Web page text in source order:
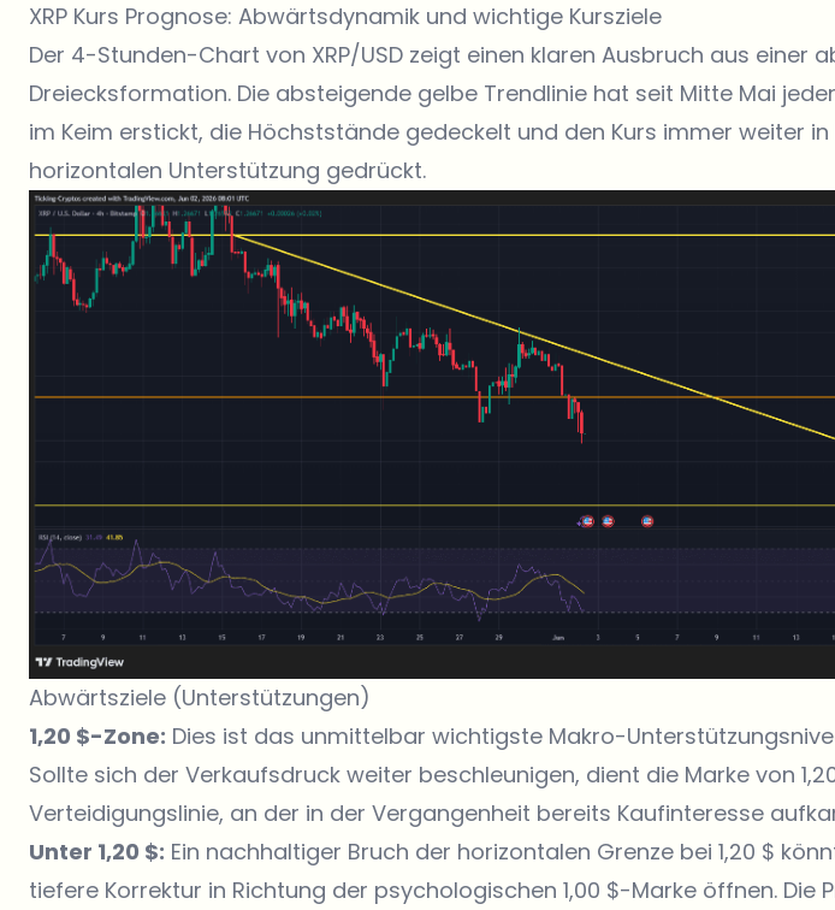
XRP Kurs Prognose: Abwärtsdynamik und wichtige Kursziele
Der 4-Stunden-Chart von XRP/USD zeigt einen klaren Ausbruch aus einer
Dreiecksformation. Die absteigende gelbe Trendlinie hat seit Mitte Mai
im Keim erstickt, die Höchststände gedeckelt und den Kurs immer weiter
horizontalen Unterstützung gedrückt.
Abwärtsziele (Unterstützungen)
1,20 $-Zone: Dies ist das unmittelbar wichtigste Makro-
Sollte sich der Verkaufsdruck weiter beschleunigen, dient die Marke von
Verteidigungslinie, an der in der Vergangenheit bereits Kaufinteresse
Unter 1,20 $: Ein nachhaltiger Bruch der horizontalen Grenze bei 1,20 $
tiefere Korrektur in Richtung der psychologischen 1,00 $-Marke öffnen. Die